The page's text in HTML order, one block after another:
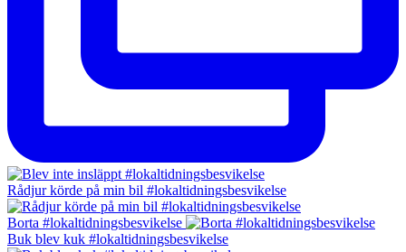
Rådjur körde på min bil #lokaltidningsbesvikelse
Borta #lokaltidningsbesvikelse
Buk blev kuk #lokaltidningsbesvikelse